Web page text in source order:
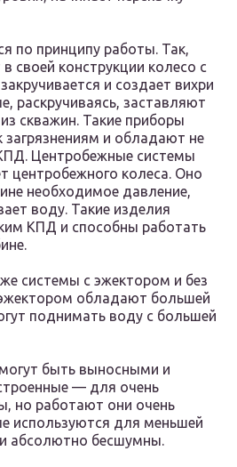
по принципу работы. Так,
своей конструкции колесо с
и создает вихри
раскручиваясь, заставляют
скважин. Такие приборы
загрязнениям и обладают не
Центробежные системы
центробежного колеса. Оно
необходимое давление,
воду. Такие изделия
КПД и способны работать
системы с эжектором и без
обладают большей
поднимать воду с большей
быть выносными и
— для очень
но работают они очень
используются для меньшей
абсолютно бесшумны.